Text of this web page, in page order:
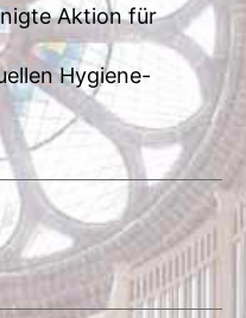
Aktion für
Hygiene-